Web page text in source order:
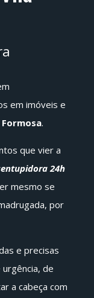
em imóveis e
Formosa.
que vier a
24h
mesmo se
por
e precisas
de
a cabeça com